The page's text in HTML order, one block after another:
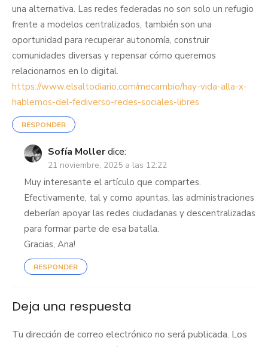
una alternativa. Las redes federadas no son solo un refugio
frente a modelos centralizados, también son una
oportunidad para recuperar autonomía, construir
comunidades diversas y repensar cómo queremos
relacionarnos en lo digital.
https://www.elsaltodiario.com/mecambio/hay-vida-alla-x-
hablemos-del-fediverso-redes-sociales-libres
RESPONDER
Sofía Mollerdice:
21 noviembre, 2025 a las 12:22
Muy interesante el artículo que compartes.
Efectivamente, tal y como apuntas, las administraciones
deberían apoyar las redes ciudadanas y descentralizadas
para formar parte de esa batalla.
Gracias, Ana!
RESPONDER
Deja una respuesta
Tu dirección de correo electrónico no será publicada. Los